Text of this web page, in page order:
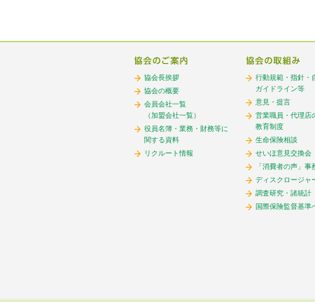
協会長挨拶
協会の概要
会員会社一覧
（加盟会社一覧）
役員名簿・業務・財務等に
関する資料
リクルート情報
行動規範・指針・
ガイドライン等
意見・提言
営業職員・代理店
教育制度
生命保険相談
せいほ意見交換会
「消費者の声」事
ディスクロージャ
調査研究・諸統計
国際保険監督基準